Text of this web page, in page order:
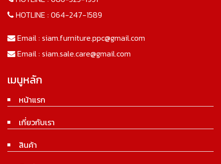
HOTLINE : 064-247-1589
Email : siam.furniture.ppc@gmail.com
Email : siam.sale.care@gmail.com
เมนูหลัก
หน้าแรก
เกี่ยวกับเรา
สินค้า